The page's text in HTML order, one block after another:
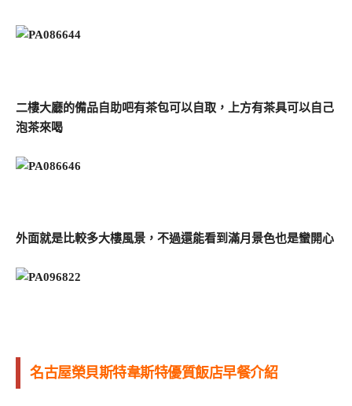
二樓大廳的備品自助吧有茶包可以自取，上方有茶具可以自己
泡茶來喝
外面就是比較多大樓風景，不過還能看到滿月景色也是蠻開心
名古屋榮貝斯特韋斯特優質飯店早餐介紹